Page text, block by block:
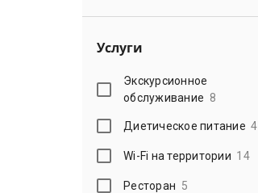
Услуги
Экскурсионное
обслуживание 8
Диетическое питание 4
Wi-Fi на территории 14
Ресторан 5